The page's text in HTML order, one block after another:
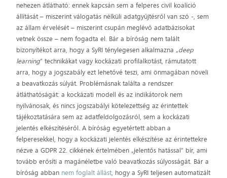
nehezen átlátható: ennek kapcsán sem a felperes civil koalíció
állítását – miszerint válogatás nélküli adatgyűjtésről van szó -, sem
az állam érvelését – miszerint csupán meglévő adatbázisokat
vetnek össze – nem fogadta el. Bár a bíróság nem talált
bizonyítékot arra, hogy a SyRI ténylegesen alkalmazna „deep
learning” technikákat vagy kockázati profilalkotást, rámutatott
arra, hogy a jogszabály ezt lehetővé teszi, ami önmagában növeli
a beavatkozás súlyát. Problémásnak találta a rendszer
átláthatóságát: a kockázati modell és az indikátorok nem
nyilvánosak, és nincs jogszabályi kötelezettség az érintettek
tájékoztatására sem az adatfeldolgozásról, sem a kockázati
jelentés elkészítéséről. A bíróság egyetértett abban a
felperesekkel, hogy a kockázati jelentés elkészítése az érintettekre
nézve a GDPR 22. cikkének értelmében „jelentős hatással” bír, ami
tovább erősíti a magánéletbe való beavatkozás súlyosságát. Bár a
bíróság abban nem foglalt állást, hogy a SyRI teljesen automatizált